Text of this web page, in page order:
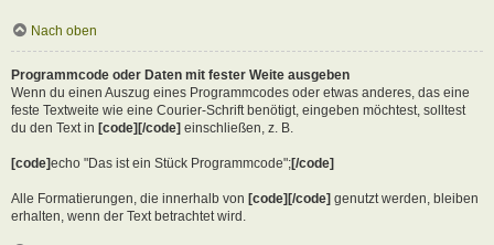
Nach oben
Programmcode oder Daten mit fester Weite ausgeben
Wenn du einen Auszug eines Programmcodes oder etwas anderes, das eine
feste Textweite wie eine Courier-Schrift benötigt, eingeben möchtest, solltest
du den Text in [code][/code] einschließen, z. B.
[code]echo "Das ist ein Stück Programmcode";[/code]
Alle Formatierungen, die innerhalb von [code][/code] genutzt werden, bleiben
erhalten, wenn der Text betrachtet wird.